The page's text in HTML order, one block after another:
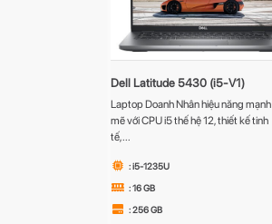
Dell Latitude 5430 (i5-V1)
Laptop Doanh Nhân hiệu năng mạnh
mẽ với CPU i5 thế hệ 12, thiết kế tinh
tế,...
: i5-1235U
: 16 GB
: 256 GB